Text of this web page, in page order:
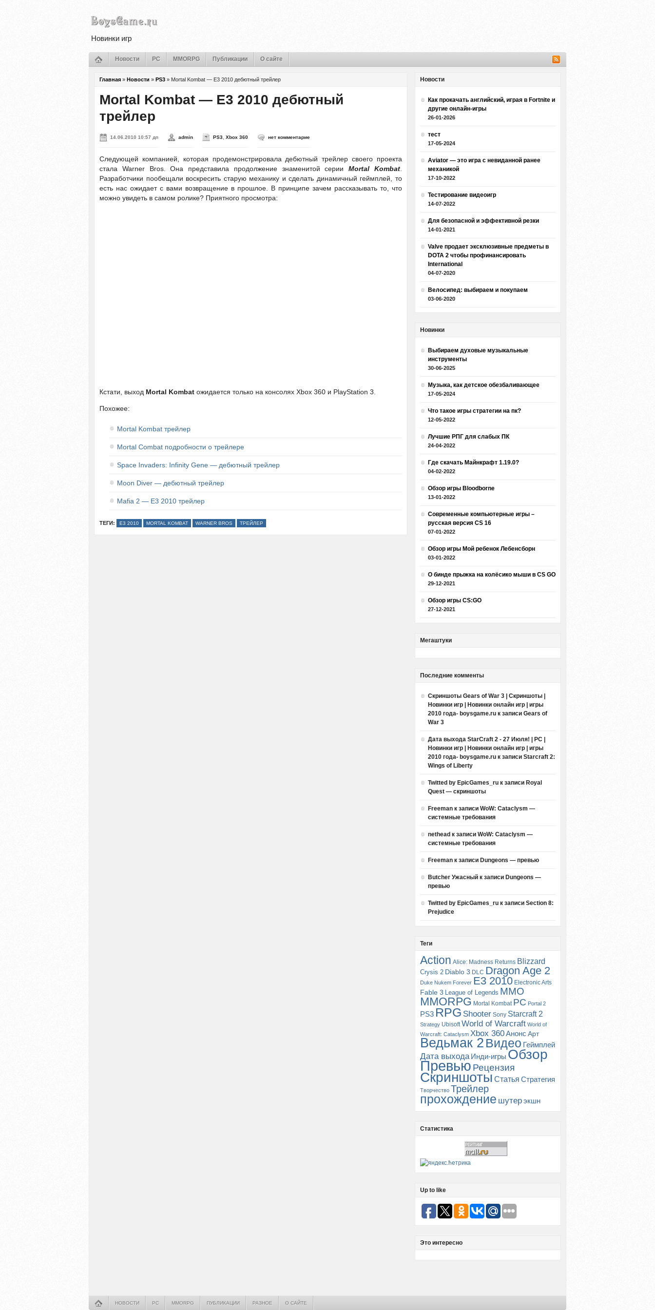
Новинки игр
Новости PC MMORPG Публикации О сайте
Главная » Новости » PS3 » Mortal Kombat — E3 2010 дебютный трейлер
Mortal Kombat — E3 2010 дебютный
трейлер
14.06.2010 10:57 дп admin PS3 Xbox 360 нет комментарие
Следующей компанией, которая продемонстрировала дебютный трейлер своего проекта
стала Warner Bros. Она представила продолжение знаменитой серииMortal Kombat
Разработчики пообещали воскресить старую механику и сделать динамичный геймплей, то
есть нас ожидает с вами возвращение в прошлое. В принципе зачем рассказывать то, что
можно увидеть в самом ролике? Приятного просмотра:
Кстати, выход Mortal Kombat ожидается только на консолях Xbox 360 и PlayStation 3.
Похожее:
Mortal Kombat трейлер
Mortal Combat подробности о трейлере
Space Invaders: Infinity Gene — дебютный трейлер
Moon Diver — дебютный трейлер
Mafia 2 — E3 2010 трейлер
ТЕГИ: E3 2010 MORTAL KOMBAT WARNER BROS ТРЕЙЛЕР
Новости
Как прокачать английский, играя в Fortnite и
другие онлайн-игры
26-01-2026
тест
17-05-2024
Aviator — это игра с невиданной ранее
механикой
17-10-2022
Тестирование видеоигр
14-07-2022
Для безопасной и эффективной резки
14-01-2021
Valve продает эксклюзивные предметы в
DOTA 2 чтобы профинансировать
International
04-07-2020
Велосипед: выбираем и покупаем
03-06-2020
Новинки
Выбираем духовые музыкальные
инструменты
30-06-2025
Музыка, как детское обезбаливающее
17-05-2024
Что такое игры стратегии на пк?
12-05-2022
Лучшие РПГ для слабых ПК
24-04-2022
Где скачать Майнкрафт 1.19.0?
04-02-2022
Обзор игры Bloodborne
13-01-2022
Современные компьютерные игры –
русская версия CS 16
07-01-2022
Обзор игры Мой ребенок Лебенсборн
03-01-2022
О бинде прыжка на колёсико мыши в CS GO
29-12-2021
Обзор игры CS:GO
27-12-2021
Мегаштуки
Последние комменты
Скриншоты Gears of War 3 | Скриншоты |
Новинки игр | Новинки онлайн игр | игры
2010 года- boysgame.ru к записи Gears of
War 3
Дата выхода StarCraft 2 - 27 Июля! | PC |
Новинки игр | Новинки онлайн игр | игры
2010 года- boysgame.ru к записи Starcraft 2:
Wings of Liberty
Twitted by EpicGames_ru к записи Royal
Quest — скриншоты
Freeman к записи WoW: Cataclysm —
системные требования
nethead к записи WoW: Cataclysm —
системные требования
Freeman к записи Dungeons — превью
Butcher Ужасный к записи Dungeons —
превью
Twitted by EpicGames_ru к записи Section 8:
Prejudice
Теги
Action Alice: Madness Returns Blizzard
Crysis 2 Diablo 3 DLC Dragon Age 2
Duke Nukem Forever E3 2010 Electronic Arts
Fable 3 League of Legends MMO
MMORPG Mortal Kombat PC Portal 2
PS3 RPG Shooter Sony Starcraft 2
Strategy Ubisoft World of Warcraft World of
Warcraft: Cataclysm Xbox 360Анонс Арт
Ведьмак 2 Видео Геймплей
Дата выхода Инди-игры Обзор
Превью Рецензия
Скриншоты Статья Стратегия
Творчество Трейлер
прохождение шутерэкшн
Статистика
Up to like
Это интересно
НОВОСТИ PC MMORPG ПУБЛИКАЦИИ РАЗНОЕ О САЙТЕ